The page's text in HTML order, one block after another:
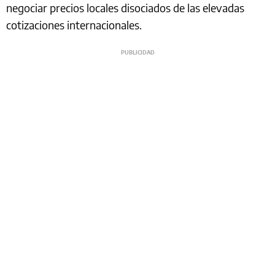
negociar precios locales disociados de las elevadas
cotizaciones internacionales.